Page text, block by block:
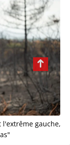
gauche,